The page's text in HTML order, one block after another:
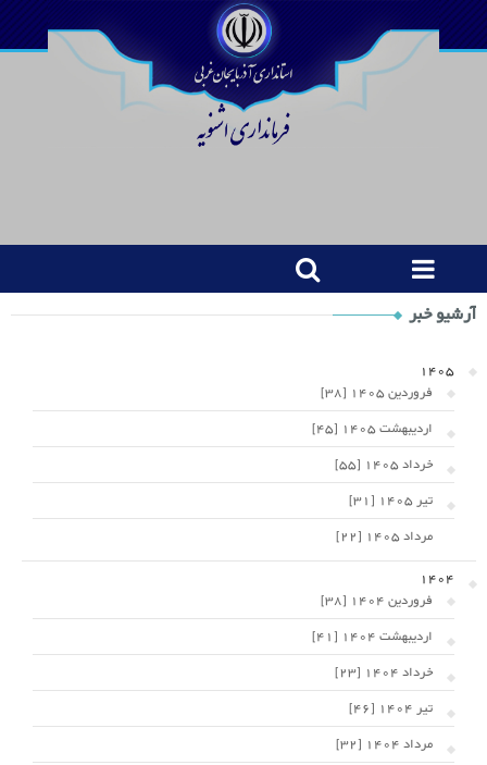
Shop
Category
Widget
آرشیو خبر
1405
فروردین 1405 [38]
اردیبهشت 1405 [45]
خرداد 1405 [55]
تیر 1405 [31]
مرداد 1405 [22]
1404
فروردین 1404 [38]
اردیبهشت 1404 [41]
خرداد 1404 [23]
تیر 1404 [46]
مرداد 1404 [32]